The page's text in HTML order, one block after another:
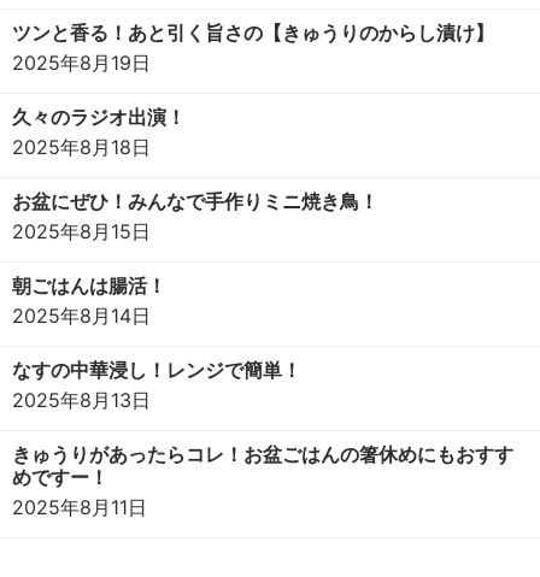
ツンと香る！あと引く旨さの【きゅうりのからし漬け】
2025年8月19日
久々のラジオ出演！
2025年8月18日
お盆にぜひ！みんなで手作りミニ焼き鳥！
2025年8月15日
朝ごはんは腸活！
2025年8月14日
なすの中華浸し！レンジで簡単！
2025年8月13日
きゅうりがあったらコレ！お盆ごはんの箸休めにもおすす
めですー！
2025年8月11日